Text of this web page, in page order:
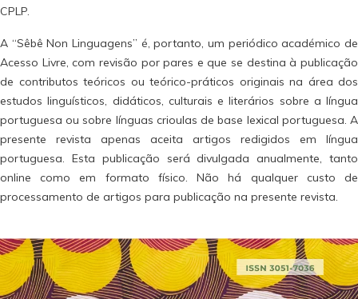
CPLP.
A “Sêbê Non Linguagens” é, portanto, um periódico académico de
Acesso Livre, com revisão por pares e que se destina à publicação
de contributos teóricos ou teórico-práticos originais na área dos
estudos linguísticos, didáticos, culturais e literários sobre a língua
portuguesa ou sobre línguas crioulas de base lexical portuguesa. A
presente revista apenas aceita artigos redigidos em língua
portuguesa. Esta publicação será divulgada anualmente, tanto
online como em formato físico. Não há qualquer custo de
processamento de artigos para publicação na presente revista.